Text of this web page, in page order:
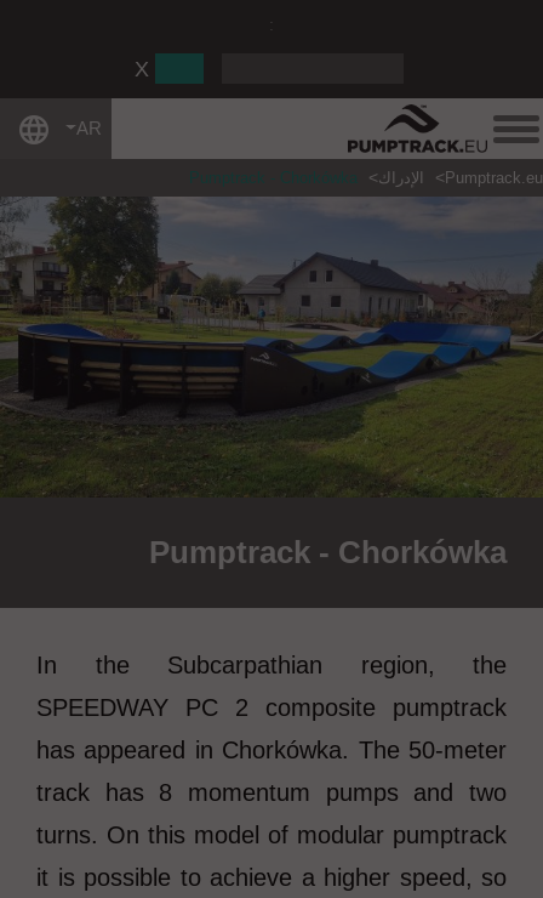
AR
Pumptrack.eu الإدراك Pumptrack - Chorkówka
Pumptrack - Chorkówka
In the Subcarpathian region, the
SPEEDWAY PC 2 composite pumptrack
has appeared in Chorkówka. The 50-meter
track has 8 momentum pumps and two
turns. On this model of modular pumptrack
it is possible to achieve a higher speed, so